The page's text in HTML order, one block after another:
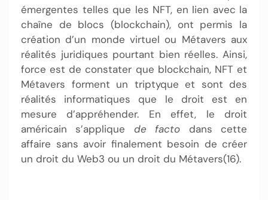
émergentes telles que les NFT, en lien avec la
chaîne de blocs (blockchain), ont permis la
création d’un monde virtuel ou Métavers aux
réalités juridiques pourtant bien réelles. Ainsi,
force est de constater que blockchain, NFT et
Métavers forment un triptyque et sont des
réalités informatiques que le droit est en
mesure d’appréhender. En effet, le droit
américain s’applique de facto dans cette
affaire sans avoir finalement besoin de créer
un droit du Web3 ou un droit du Métavers(16).